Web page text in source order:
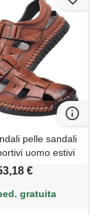
pelle sandali
uomo estivi
chiusa da
€
gratuita